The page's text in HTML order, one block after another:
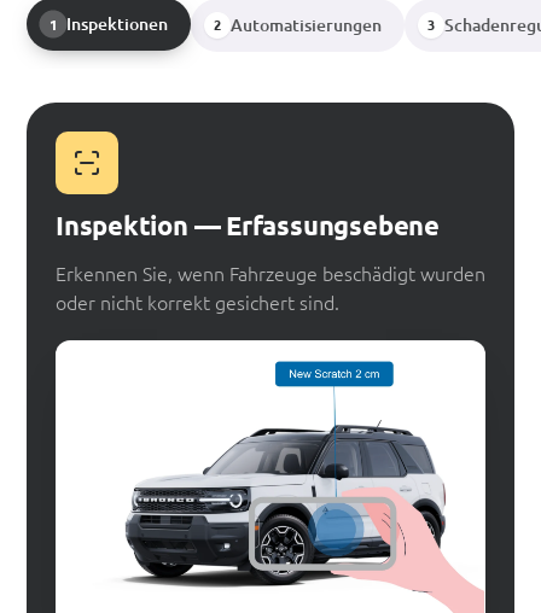
1 Inspektionen 2 Automatisierungen 3
Inspektion — Erfassungsebene
Erkennen Sie, wenn Fahrzeuge beschädigt wurden
oder nicht korrekt gesichert sind.